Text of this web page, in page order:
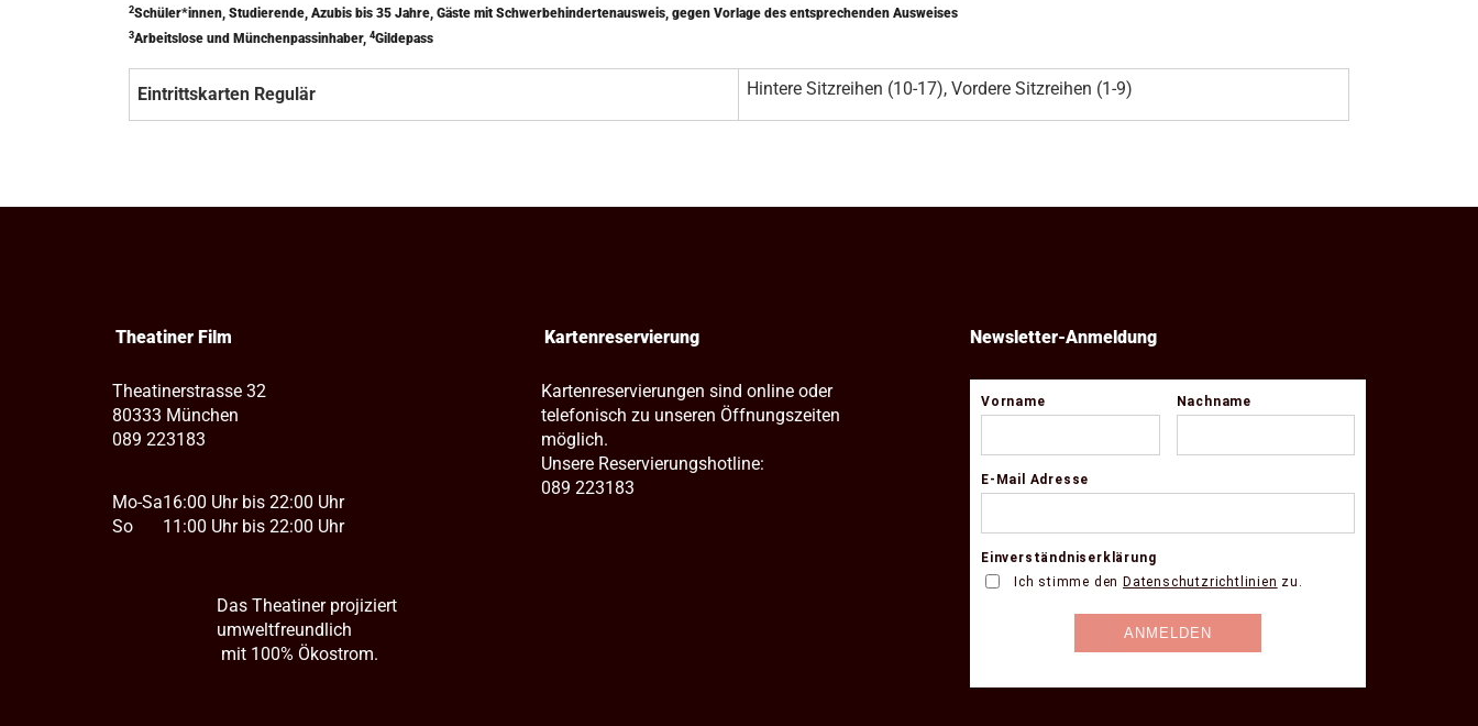
2Schüler*innen, Studierende, Azubis bis 35 Jahre, Gäste mit Schwerbehindertenausweis, gegen Vorlage des entsprechenden Ausweises
3Arbeitslose und Münchenpassinhaber, 4Gildepass
Eintrittskarten Regulär Hintere Sitzreihen (10-17), Vordere Sitzreihen (1-9)
Theatiner Film
Theatinerstrasse 32
80333 München
089 223183
Mo-Sa
So
16:00 Uhr bis 22:00 Uhr
11:00 Uhr bis 22:00 Uhr
Das Theatiner projiziert
umweltfreundlich
mit 100% Ökostrom.
Kartenreservierung
Kartenreservierungen sind online oder
telefonisch zu unseren Öffnungszeiten
möglich.
Unsere Reservierungshotline:
089 223183
Newsletter-Anmeldung